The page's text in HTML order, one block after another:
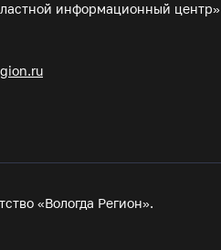
информационный центр»
«Вологда Регион».